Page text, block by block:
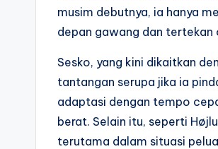
musim debutnya, ia hanya
depan gawang dan tertekan
Sesko, yang kini dikaitkan
tantangan serupa jika ia
adaptasi dengan tempo
berat. Selain itu, seperti
terutama dalam situasi